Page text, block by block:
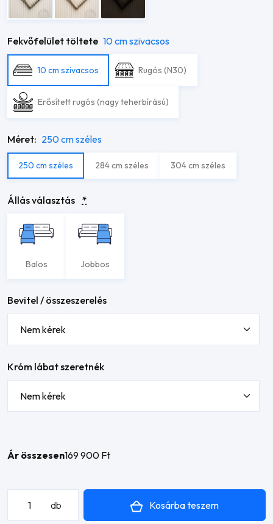
Fekvőfelület töltete 10 cm szivacsos
10 cm szivacsos Rugós (N30)
Erősített rugós (nagy teherbírású)
Méret: 250 cm széles
250 cm széles 284 cm széles 304 cm széles
Állás választás *
Balos Jobbos
Bevitel / összeszerelés
Króm lábat szeretnék
Ár összesen169 900 Ft
db Kosárba teszem